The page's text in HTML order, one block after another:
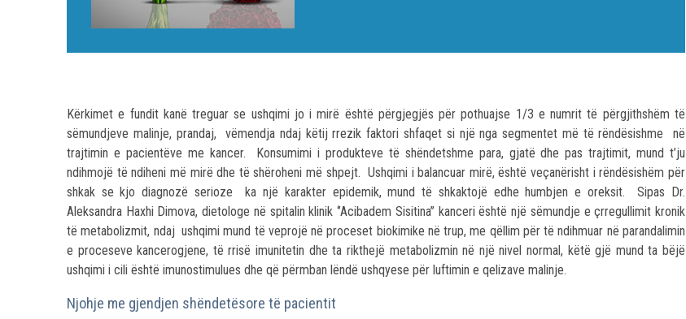
Kërkimet e fundit kanë treguar se ushqimi jo i mirë është përgjegjës për pothuajse 1/3 e numrit të përgjithshëm të
sëmundjeve malinje, prandaj, vëmendja ndaj këtij rrezik faktori shfaqet si një nga segmentet më të rëndësishme në
trajtimin e pacientëve me kancer. Konsumimi i produkteve të shëndetshme para, gjatë dhe pas trajtimit, mund t’ju
ndihmojë të ndiheni më mirë dhe të shëroheni më shpejt. Ushqimi i balancuar mirë, është veçanërisht i rëndësishëm për
shkak se kjo diagnozë serioze ka një karakter epidemik, mund të shkaktojë edhe humbjen e oreksit. Sipas Dr.
Aleksandra Haxhi Dimova, dietologe në spitalin klinik ‘’Acibadem Sisitina’’ kanceri është një sëmundje e çrregullimit kronik
të metabolizmit, ndaj ushqimi mund të veprojë në proceset biokimike në trup, me qëllim për të ndihmuar në parandalimin
e proceseve kancerogjene, të rrisë imunitetin dhe ta rikthejë metabolizmin në një nivel normal, këtë gjë mund ta bëjë
ushqimi i cili është imunostimulues dhe që përmban lëndë ushqyese për luftimin e qelizave malinje.
Njohje me gjendjen shëndetësore të pacientit